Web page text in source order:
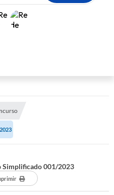
Simplificado 001/2023